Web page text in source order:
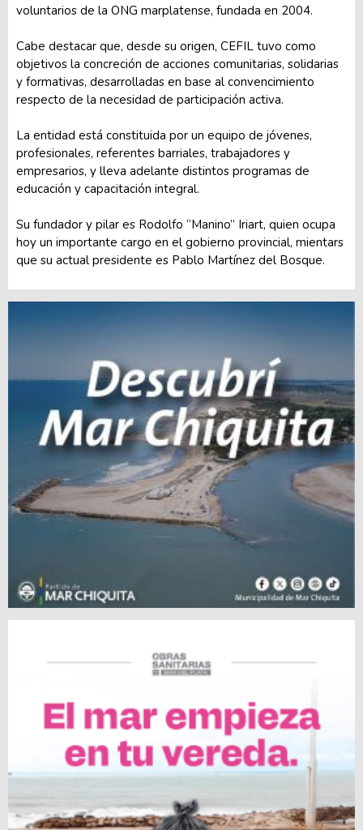
voluntarios de la ONG marplatense, fundada en 2004.
Cabe destacar que, desde su origen, CEFIL tuvo como
objetivos la concreción de acciones comunitarias, solidarias
y formativas, desarrolladas en base al convencimiento
respecto de la necesidad de participación activa.
La entidad está constituida por un equipo de jóvenes,
profesionales, referentes barriales, trabajadores y
empresarios, y lleva adelante distintos programas de
educación y capacitación integral.
Su fundador y pilar es Rodolfo “Manino” Iriart, quien ocupa
hoy un importante cargo en el gobierno provincial, mientars
que su actual presidente es Pablo Martínez del Bosque.